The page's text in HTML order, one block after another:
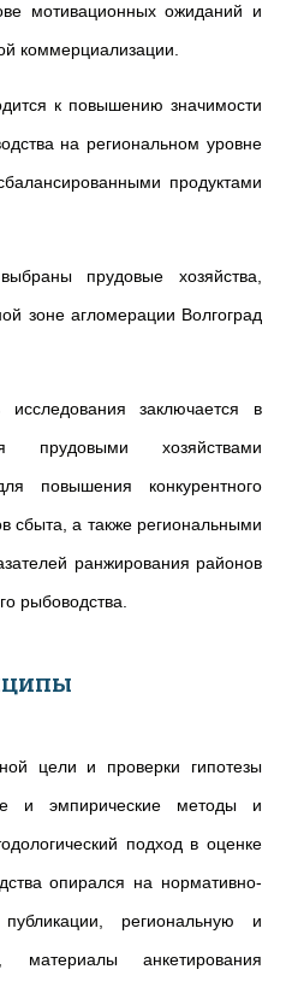
мотивационных ожиданий и
коммерциализации.
к повышению значимости
на региональном уровне
продуктами
прудовые хозяйства,
зоне агломерации Волгоград
исследования заключается в
прудовыми хозяйствами
повышения конкурентного
сбыта, а также региональными
ранжирования районов
рыбоводства.
цели и проверки гипотезы
и эмпирические методы и
подход в оценке
опирался на нормативно-
региональную и
материалы анкетирования